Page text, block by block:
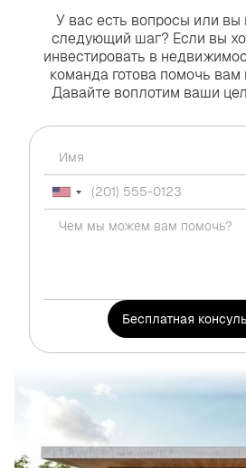
У вас есть вопросы или вы
следующий шаг? Если вы
инвестировать в
команда готова помочь
Давайте воплотим ваши